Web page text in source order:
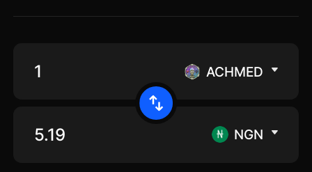
ACHMED
NGN